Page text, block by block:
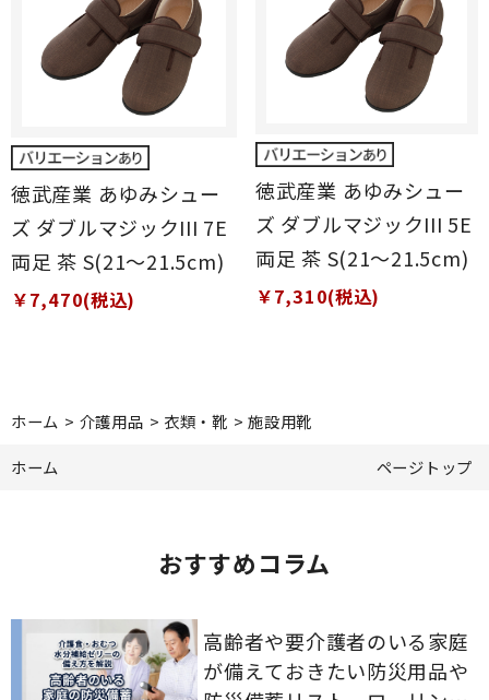
徳武産業 あゆみシュー
ズ ダブルマジックIII 7E
両足 茶 S(21～21.5cm)
￥7,470(税込)
徳武産業 あゆみシュー
ズ ダブルマジックIII 5E
両足 茶 S(21～21.5cm)
￥7,310(税込)
ホーム > 介護用品 > 衣類・靴 >施設用靴
ホーム
ページトップ
おすすめコラム
高齢者や要介護者のいる家庭
が備えておきたい防災用品や